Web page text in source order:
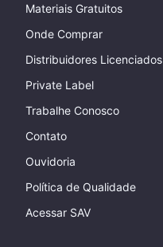
Materiais Gratuitos
Onde Comprar
Distribuidores Licenciados
Private Label
Trabalhe Conosco
Contato
Ouvidoria
Política de Qualidade
Acessar SAV